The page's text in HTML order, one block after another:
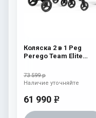
Коляска 2 в 1 Peg
Perego Team Elite
73 599 р
61 990 e
Наличие уточняйте